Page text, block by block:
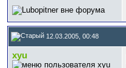
12.03.2005, 00:48
xyu